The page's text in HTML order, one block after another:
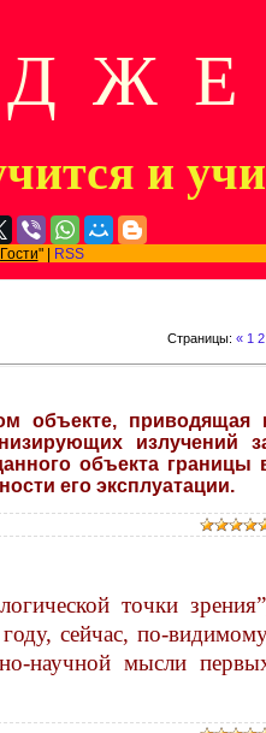
Ж Е
и
Гости" |
RSS
Страницы: « 1 2
объекте, приводящая
излучений
объекта границы
его эксплуатации.
точки
сейчас, по-
научной мысли